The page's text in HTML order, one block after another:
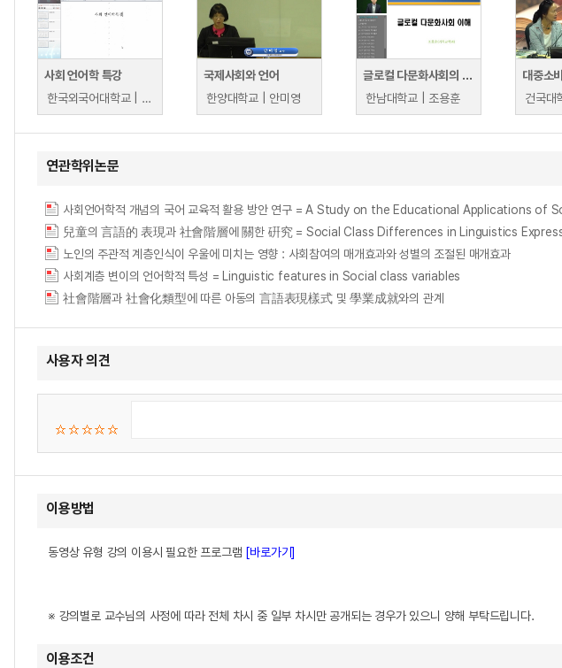
사회 언어학 특강
한국외국어대학교 | 이재원
국제사회와 언어
한양대학교 | 안미영
글로컬 다문화사회의 이해
한남대학교 | 조용훈
연관학위논문
사회언어학적 개념의 국어 교육적 활용 방안 연구 = A Study on the Educational Applications
兒童의 言語的 表現과 社會階層에 關한 硏究 = Social Class Differences in Linguistics
노인의 주관적 계층인식이 우울에 미치는 영향 : 사회참여의 매개효과와 성별의 조절된 매개효과
사회계층 변이의 언어학적 특성 = Linguistic features in Social class variables
社會階層과 社會化類型에 따른 아동의 言語表現樣式 및 學業成就와의 관계
사용자 의견
이용방법
동영상 유형 강의 이용시 필요한 프로그램 [바로가기]
※ 강의별로 교수님의 사정에 따라 전체 차시 중 일부 차시만 공개되는 경우가 있으니 양해 부탁드립니다.
이용조건